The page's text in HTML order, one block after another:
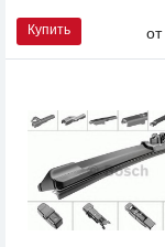
Купить от